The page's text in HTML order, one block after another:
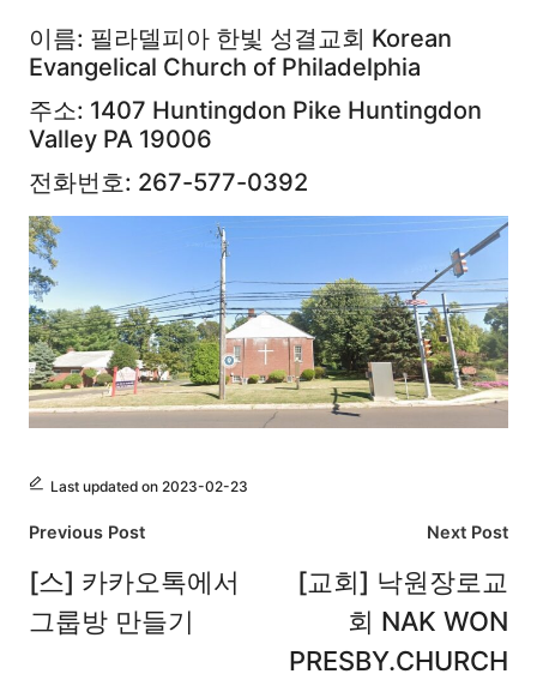
우
는
곳
이름: 필라델피아 한빛 성결교회 Korean
Evangelical Church of Philadelphia
주소: 1407 Huntingdon Pike Huntingdon
Valley PA 19006
전화번호: 267-577-0392
Last updated on 2023-02-23
Post
navigation
Previous Post
[스] 카카오톡에서
그룹방 만들기
Next Post
[교회] 낙원장로교
회 NAK WON
PRESBY.CHURCH